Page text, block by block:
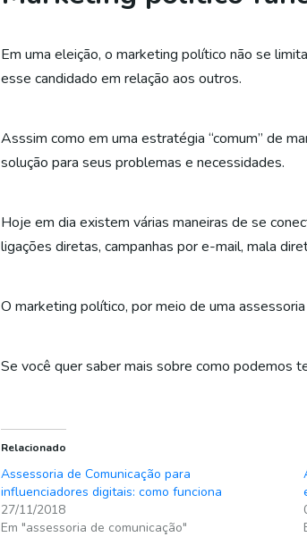
Em uma eleição, o marketing político não se
esse candidado em relação aos outros.
Asssim como em uma estratégia “comum” de
solução para seus problemas e necessidades.
Hoje em dia existem várias maneiras de se
ligações diretas, campanhas por e-mail, mala
O marketing político, por meio de uma
Se você quer saber mais sobre como podemos
Relacionado
Assessoria de Comunicação para
influenciadores digitais: como funciona
27/11/2018
Em "assessoria de comunicação"